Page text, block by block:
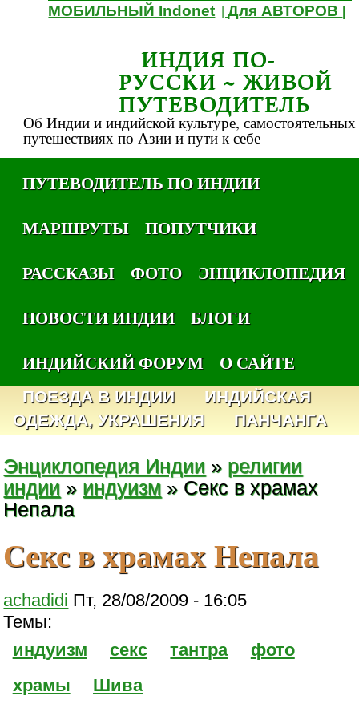
МОБИЛЬНЫЙ Indonet |Для АВТОРОВ
ИНДИЯ ПО-
РУССКИ ~ ЖИВОЙ
ПУТЕВОДИТЕЛЬ
Об Индии и индийской культуре, самостоятельных
путешествиях по Азии и пути к себе
ПУТЕВОДИТЕЛЬ ПО ИНДИИ
МАРШРУТЫ
ПОПУТЧИКИ
РАССКАЗЫ
ФОТО
ЭНЦИКЛОПЕДИЯ
НОВОСТИ ИНДИИ
БЛОГИ
ИНДИЙСКИЙ ФОРУМ
О САЙТЕ
ПОЕЗДА В ИНДИИ
ИНДИЙСКАЯ
ОДЕЖДА, УКРАШЕНИЯ
ПАНЧАНГА
Энциклопедия Индии » религии
индии » индуизм » Секс в храмах
Непала
Секс в храмах Непала
achadidi Пт, 28/08/2009 - 16:05
Темы:
индуизм
секс тантра
фото
храмы
Шива